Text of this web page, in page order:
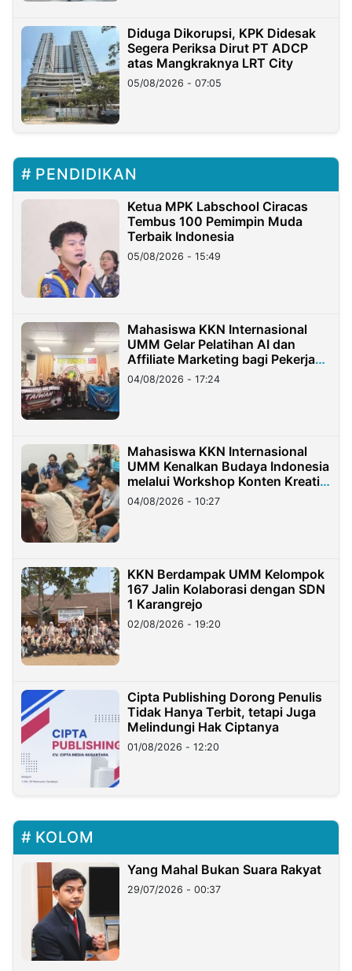
Diduga Dikorupsi, KPK Didesak
Segera Periksa Dirut PT ADCP
atas Mangkraknya LRT City
05/08/2026 - 07:05
PENDIDIKAN
Ketua MPK Labschool Ciracas
Tembus 100 Pemimpin Muda
Terbaik Indonesia
05/08/2026 - 15:49
Mahasiswa KKN Internasional
UMM Gelar Pelatihan AI dan
Affiliate Marketing bagi Pekerja
Migran Indonesia di Taiwan
04/08/2026 - 17:24
Mahasiswa KKN Internasional
UMM Kenalkan Budaya Indonesia
melalui Workshop Konten Kreatif
di Taiwan
04/08/2026 - 10:27
KKN Berdampak UMM Kelompok
167 Jalin Kolaborasi dengan SDN
1 Karangrejo
02/08/2026 - 19:20
Cipta Publishing Dorong Penulis
Tidak Hanya Terbit, tetapi Juga
Melindungi Hak Ciptanya
01/08/2026 - 12:20
KOLOM
Yang Mahal Bukan Suara Rakyat
29/07/2026 - 00:37